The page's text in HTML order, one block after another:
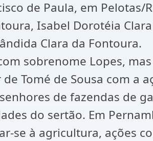
de Paula, em Pelotas/
Isabel Dorotéia
Clara da Fontoura.
sobrenome Lopes,
Tomé de Sousa com a
de fazendas de
do sertão. Em
se à agricultura, ações